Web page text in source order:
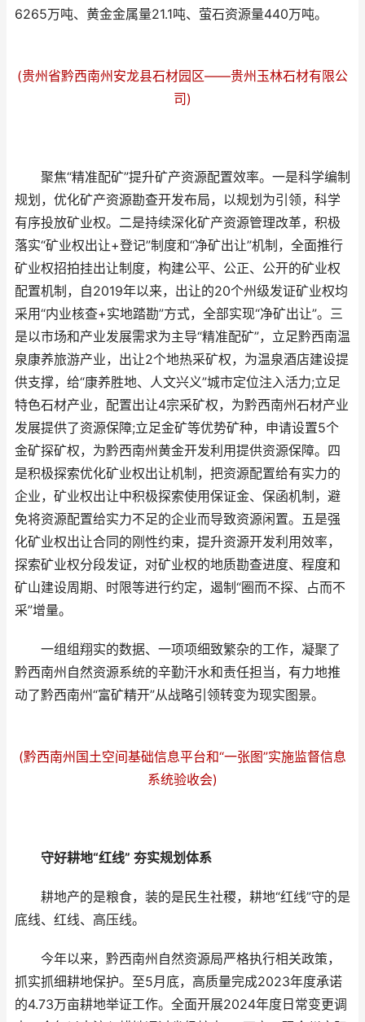
6265万吨、黄金金属量21.1吨、萤石资源量440万吨。
(贵州省黔西南州安龙县石材园区——贵州玉林石材有限公
司)
聚焦“精准配矿”提升矿产资源配置效率。一是科学编制
规划，优化矿产资源勘查开发布局，以规划为引领，科学
有序投放矿业权。二是持续深化矿产资源管理改革，积极
落实“矿业权出让+登记”制度和“净矿出让”机制，全面推行
矿业权招拍挂出让制度，构建公平、公正、公开的矿业权
配置机制，自2019年以来，出让的20个州级发证矿业权均
采用“内业核查+实地踏勘”方式，全部实现“净矿出让”。三
是以市场和产业发展需求为主导“精准配矿”，立足黔西南温
泉康养旅游产业，出让2个地热采矿权，为温泉酒店建设提
供支撑，给“康养胜地、人文兴义”城市定位注入活力;立足
特色石材产业，配置出让4宗采矿权，为黔西南州石材产业
发展提供了资源保障;立足金矿等优势矿种，申请设置5个
金矿探矿权，为黔西南州黄金开发利用提供资源保障。四
是积极探索优化矿业权出让机制，把资源配置给有实力的
企业，矿业权出让中积极探索使用保证金、保函机制，避
免将资源配置给实力不足的企业而导致资源闲置。五是强
化矿业权出让合同的刚性约束，提升资源开发利用效率，
探索矿业权分段发证，对矿业权的地质勘查进度、程度和
矿山建设周期、时限等进行约定，遏制“圈而不探、占而不
采”增量。
一组组翔实的数据、一项项细致繁杂的工作，凝聚了
黔西南州自然资源系统的辛勤汗水和责任担当，有力地推
动了黔西南州“富矿精开”从战略引领转变为现实图景。
(黔西南州国土空间基础信息平台和“一张图”实施监督信息
系统验收会)
守好耕地“红线” 夯实规划体系
耕地产的是粮食，装的是民生社稷，耕地“红线”守的是
底线、红线、高压线。
今年以来，黔西南州自然资源局严格执行相关政策，
抓实抓细耕地保护。至5月底，高质量完成2023年度承诺
的4.73万亩耕地举证工作。全面开展2024年度日常变更调